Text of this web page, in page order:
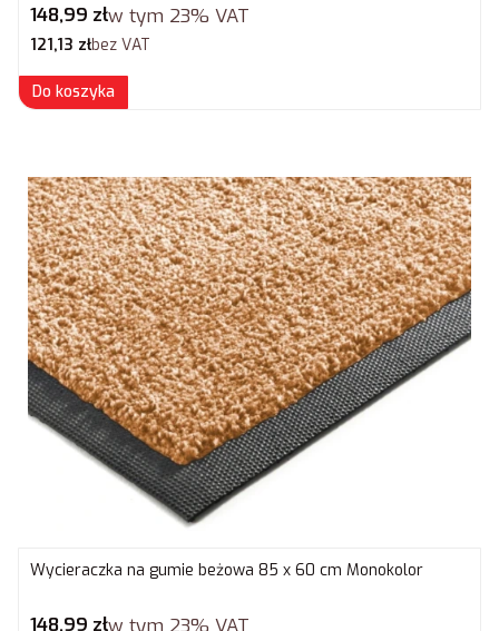
Cena brutto
148,99 złw tym 23% VAT
Cena netto
121,13 złbez VAT
Do koszyka
Wycieraczka na gumie beżowa 85 x 60 cm Monokolor
Cena brutto
148,99 złw tym 23% VAT